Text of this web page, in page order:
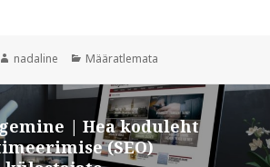
Autor
nadaline Rubriigid
Määratlemata
| Hea koduleht
(SEO)